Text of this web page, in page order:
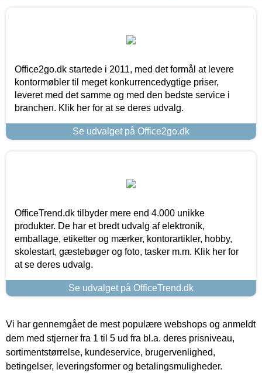
Office2go.dk startede i 2011, med det formål at levere
kontormøbler til meget konkurrencedygtige priser,
leveret med det samme og med den bedste service i
branchen. Klik her for at se deres udvalg.
Se udvalget på Office2go.dk
OfficeTrend.dk tilbyder mere end 4.000 unikke
produkter. De har et bredt udvalg af elektronik,
emballage, etiketter og mærker, kontorartikler, hobby,
skolestart, gæstebøger og foto, tasker m.m. Klik her for
at se deres udvalg.
Se udvalget på OfficeTrend.dk
Vi har gennemgået de mest populære webshops og anmeldt
dem med stjerner fra 1 til 5 ud fra bl.a. deres prisniveau,
sortimentstørrelse, kundeservice, brugervenlighed,
betingelser, leveringsformer og betalingsmuligheder.